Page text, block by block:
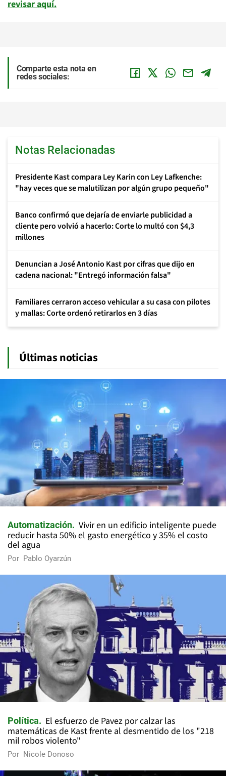
revisar aquí.
Comparte esta nota en
redes sociales:
Notas Relacionadas
Presidente Kast compara Ley Karin con Ley Lafkenche:
"hay veces que se malutilizan por algún grupo pequeño"
Banco confirmó que dejaría de enviarle publicidad a
cliente pero volvió a hacerlo: Corte lo multó con $4,3
millones
Denuncian a José Antonio Kast por cifras que dijo en
cadena nacional: "Entregó información falsa"
Familiares cerraron acceso vehicular a su casa con pilotes
y mallas: Corte ordenó retirarlos en 3 días
Últimas noticias
Automatización
Vivir en un edificio inteligente puede
reducir hasta 50% el gasto energético y 35% el costo
del agua
Por Pablo Oyarzún
Política
El esfuerzo de Pavez por calzar las
matemáticas de Kast frente al desmentido de los "218
mil robos violento"
Por Nicole Donoso